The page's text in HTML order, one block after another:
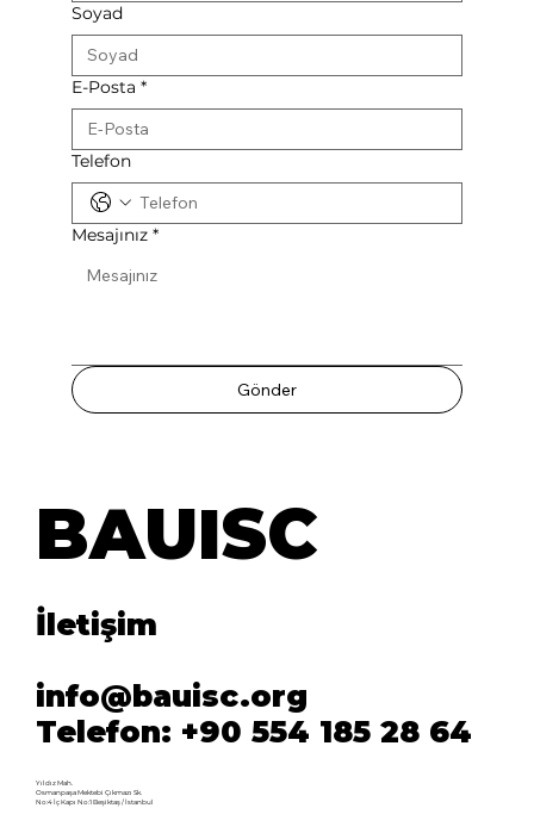
Soyad
E-Posta *
Telefon
Mesajınız *
Gönder
BAUISC
BAUISC
İletişim
info@bauisc.org
Telefon: +90 554 185 28 64
Yıldız Mah.
Osmanpaşa Mektebi Çıkmazı Sk.
No:4 İç Kapı No:1 Beşiktaş / İstanbul